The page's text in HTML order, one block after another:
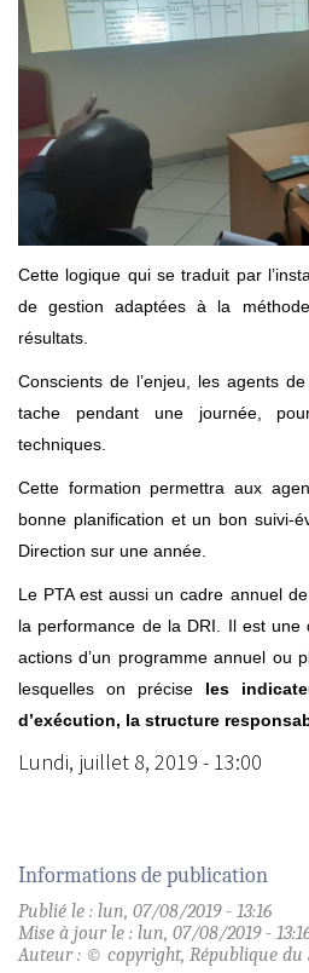
Cette logique qui se traduit par
de gestion adaptées à la
résultats.
Conscients de l’enjeu, les agents
tache pendant une journée,
techniques.
Cette formation permettra aux
bonne planification et un bon suivi-
Direction sur une année.
Le PTA est aussi un cadre annuel
la performance de la DRI. Il est une
actions d’un programme annuel ou
lesquelles on précise les
d’exécution, la structure
Lundi, juillet 8, 2019 - 13:00
Informations de publication
Publié le : lun, 07/08/2019 - 13:16
Mise à jour le : lun, 07/08/2019 -
Auteur : © copyright, République du